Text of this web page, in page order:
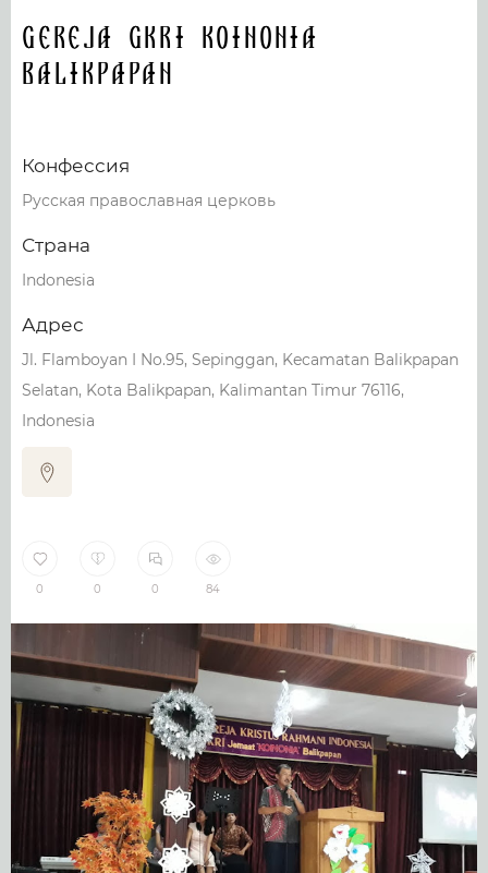
Gereja GKRI Koinonia
Balikpapan
Конфессия
Русская православная церковь
Страна
Indonesia
Адрес
Jl. Flamboyan I No.95, Sepinggan, Kecamatan Balikpapan
Selatan, Kota Balikpapan, Kalimantan Timur 76116,
Indonesia
0 0 0 84